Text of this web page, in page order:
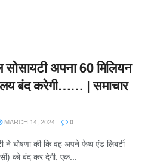
सोसायटी अपना 60 मिलियन
बंद करेगी…… | समाचार
MARCH 14, 2024 0
ने घोषणा की कि वह अपने फेथ एंड लिबर्टी
को बंद कर देगी, एक...